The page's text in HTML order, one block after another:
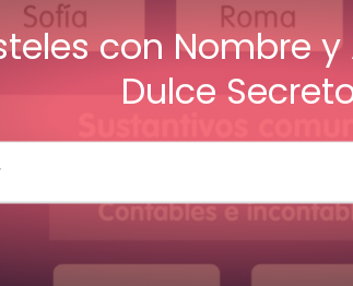
con Nombre y
Dulce